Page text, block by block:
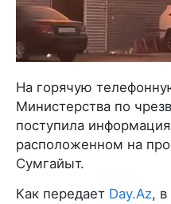
На горячую
Министерства по
поступила
расположенном на
Сумгайыт.
Как передает Day.Az, в